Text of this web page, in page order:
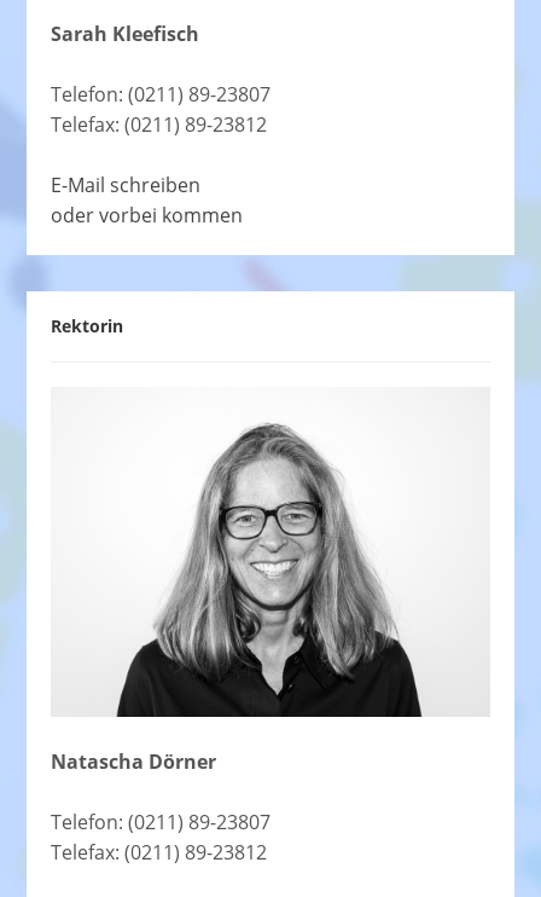
Sarah Kleefisch
Telefon: (0211) 89-23807
Telefax: (0211) 89-23812
E-Mail schreiben
oder vorbei kommen
Rektorin
Natascha Dörner
Telefon: (0211) 89-23807
Telefax: (0211) 89-23812